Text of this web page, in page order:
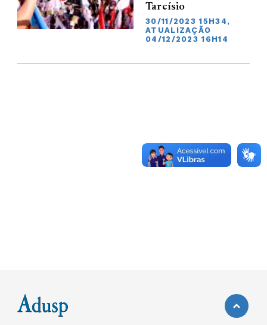
Tarcísio
30/11/2023 15H34,
ATUALIZAÇÃO
04/12/2023 16H14